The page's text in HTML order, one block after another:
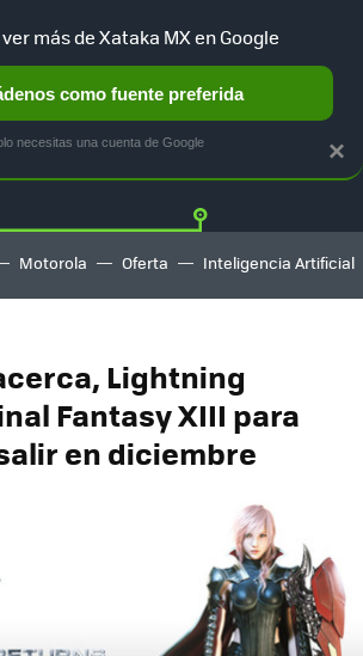
Twitter
Motorola Oferta Inteligencia Artificial
Lightning
Fantasy XIII para
en diciembre
×
más de Xataka MX en Google
como fuente preferida
necesitas una cuenta de Google